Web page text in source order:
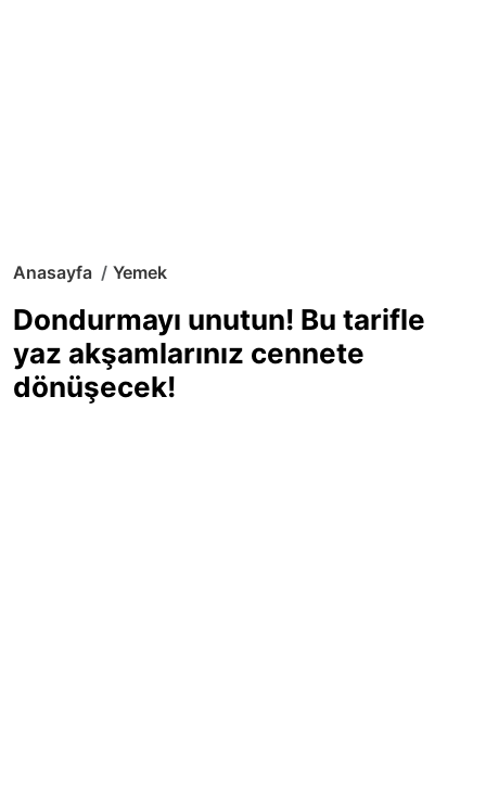
Anasayfa Yemek
Dondurmayı unutun! Bu tarifle
yaz akşamlarınız cennete
dönüşecek!